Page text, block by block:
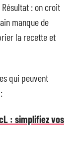
: on croit
manque de
la recette et
qui peuvent
: simplifiez vos